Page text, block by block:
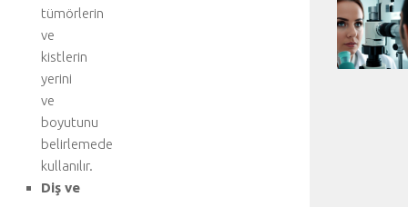
tümörlerin
ve
kistlerin
yerini
ve
boyutunu
belirlemede
kullanılır.
Diş ve